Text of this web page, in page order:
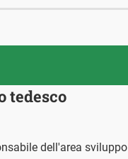
tedesco
dell'area sviluppo